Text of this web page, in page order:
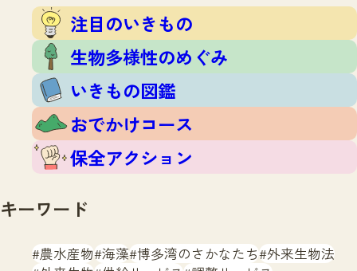
文字サイズ 小 中 大
いきもの図鑑
おでかけコース
保全アクション
調査レポート
調査レポートTOP
調査結果
ふくおかいきものマップ
マッチング
マッチングTOP
掲載申し込みフォーム
お問合せ
注目のいきもの
生物多様性のめぐみ
いきもの図鑑
おでかけコース
保全アクション
キーワード
農水産物 海藻 博多湾のさかなたち 外来生物法